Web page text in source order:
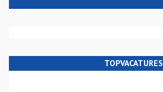
TOPVACATURES